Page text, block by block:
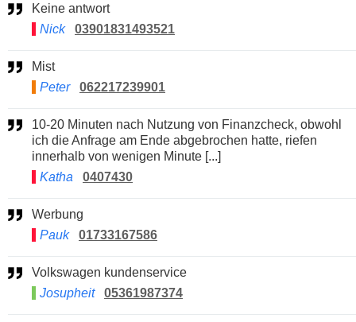
Keine antwort
Nick
03901831493521
Mist
Peter
062217239901
10-20 Minuten nach Nutzung von Finanzcheck, obwohl
ich die Anfrage am Ende abgebrochen hatte, riefen
innerhalb von wenigen Minute [...]
Katha
0407430
Werbung
Pauk
01733167586
Volkswagen kundenservice
Josupheit
05361987374